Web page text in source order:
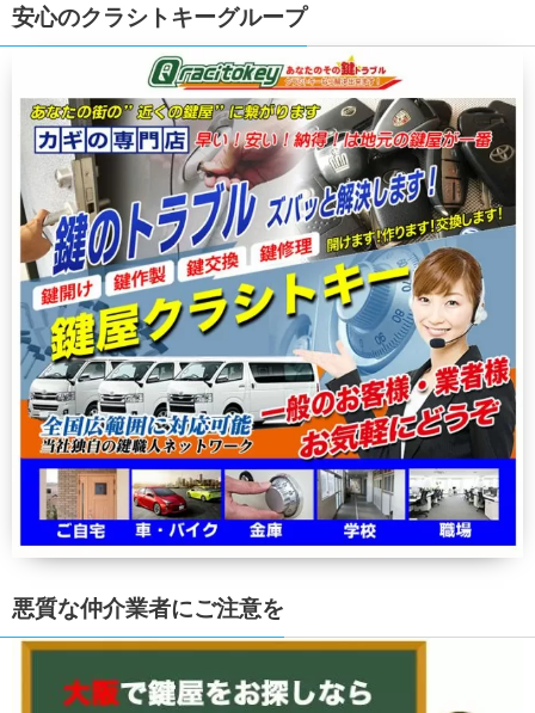
安心のクラシトキーグループ
悪質な仲介業者にご注意を